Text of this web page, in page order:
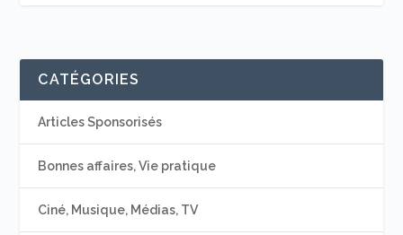
CATÉGORIES
Articles Sponsorisés
Bonnes affaires, Vie pratique
Ciné, Musique, Médias, TV